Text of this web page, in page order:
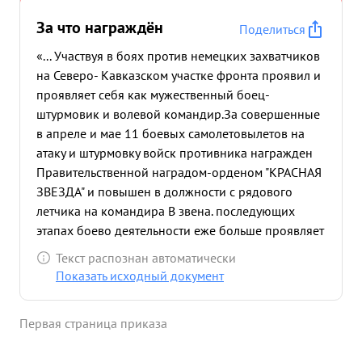
За что награждён
Поделиться
«... Участвуя в боях против немецких захватчиков
на Северо- Кавказском участке фронта проявил и
проявляет себя как мужественный боец-
штурмовик и волевой командир.За совершенные
в апреле и мае 11 боевых самолетовылетов на
атаку и штурмовку войск противника награжден
Правительственной наградом-орденом "КРАСНАЯ
ЗВЕЗДА" и повышен в должности с рядового
летчика на командира В звена. последующих
этапах боево деятельности еже больше проявляет
мужества, отвагу и умение по настоящему драться
за правое дело советского народа против
августа года произвел 25 успешных боевых
Текст распознан автоматически
Показать исходный документ
Первая страница приказа